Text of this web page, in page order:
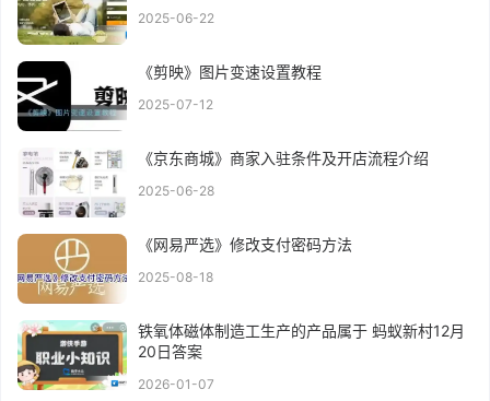
2025-06-22
《剪映》图片变速设置教程
2025-07-12
《京东商城》商家入驻条件及开店流程介绍
2025-06-28
《网易严选》修改支付密码方法
2025-08-18
铁氧体磁体制造工生产的产品属于 蚂蚁新村12月
20日答案
2026-01-07